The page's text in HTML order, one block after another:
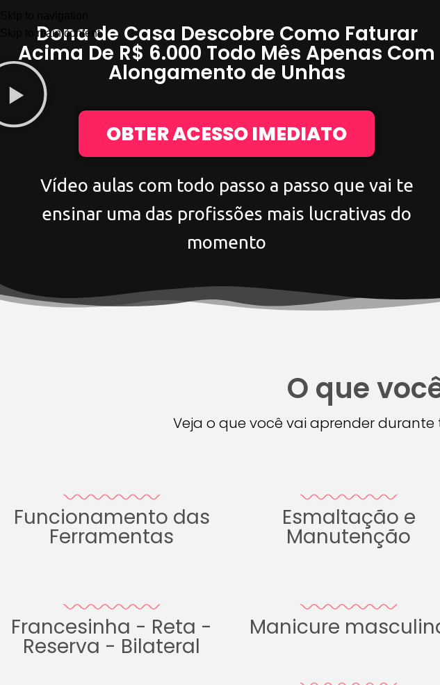
Skip to main content
Dona de Casa Descobre Como Faturar
Acima De R$ 6.000 Todo Mês Apenas Com
Alongamento de Unhas
OBTER ACESSO IMEDIATO
Vídeo aulas com todo passo a passo que vai te
ensinar uma das profissões mais lucrativas do
momento
O que
Veja o que você vai aprender
Funcionamento das
Ferramentas
Esmaltação e
Manutenção
Francesinha - Reta -
Reserva - Bilateral
Manicure